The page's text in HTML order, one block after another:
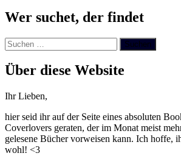
Wer suchet, der findet
Suchen
nach:
Über diese Website
Ihr Lieben,
hier seid ihr auf der Seite eines absoluten
Coverlovers geraten, der im Monat meist
gelesene Bücher vorweisen kann. Ich hoffe,
wohl! <3